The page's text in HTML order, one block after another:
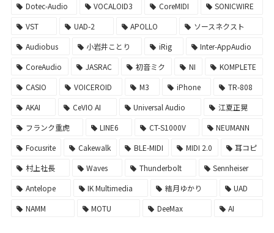
Dotec-Audio
VOCALOID3 CoreMIDI
SONICWIRE
VST
UAD-2 APOLLO
ソースネクスト
Audiobus
小岩井ことり iRig
Inter-AppAudio
CoreAudio
JASRAC 初音ミク NI
KOMPLETE
CASIO
VOICEROID M3 iPhone
TR-808
AKAI
CeVIO AI Universal Audio
江夏正晃
フランク重虎
LINE6 CT-S1000V
NEUMANN
Focusrite
Cakewalk BLE-MIDI MIDI 2.0
耳コピ
村上社長
Waves Thunderbolt
Sennheiser
Antelope
IK Multimedia 結月ゆかり
UAD
NAMM
MOTU DeeMax AI